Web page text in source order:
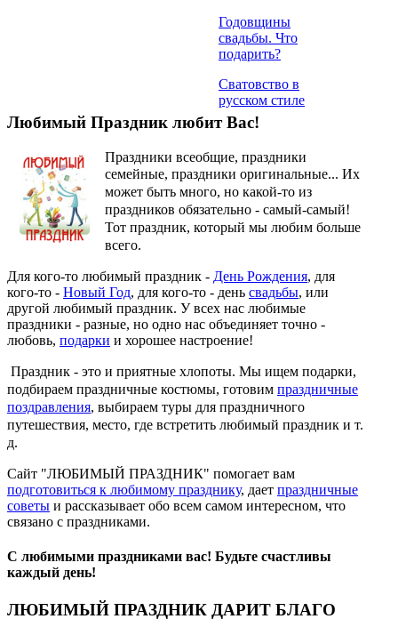
Годовщины
свадьбы. Что
подарить?
Сватовство в
русском стиле
Любимый Праздник любит Вас!
Праздники всеобщие, праздники
семейные, праздники оригинальные... Их
может быть много, но какой-то из
праздников обязательно - самый-самый!
Тот праздник, который мы любим больше
всего.
Для кого-то любимый праздник - День Рождения, для
кого-то - Новый Год, для кого-то - день свадьбы, или
другой любимый праздник. У всех нас любимые
праздники - разные, но одно нас объединяет точно -
любовь, подарки и хорошее настроение!
Праздник - это и приятные хлопоты. Мы ищем подарки,
подбираем праздничные костюмы, готовим праздничные
поздравления, выбираем туры для праздничного
путешествия, место, где встретить любимый праздник и т.
д.
Сайт "ЛЮБИМЫЙ ПРАЗДНИК" помогает вам
подготовиться к любимому празднику, дает праздничные
советы и рассказывает обо всем самом интересном, что
связано с праздниками.
С любимыми праздниками вас! Будьте счастливы
каждый день!
ЛЮБИМЫЙ ПРАЗДНИК ДАРИТ БЛАГО